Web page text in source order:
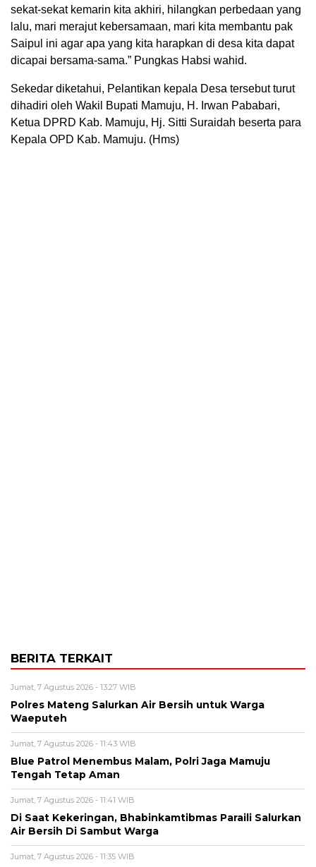
sekat-sekat kemarin kita akhiri, hilangkan perbedaan yang
lalu, mari merajut kebersamaan, mari kita membantu pak
Saipul ini agar apa yang kita harapkan di desa kita dapat
dicapai bersama-sama.” Pungkas Habsi wahid.
Sekedar diketahui, Pelantikan kepala Desa tersebut turut
dihadiri oleh Wakil Bupati Mamuju, H. Irwan Pababari,
Ketua DPRD Kab. Mamuju, Hj. Sitti Suraidah beserta para
Kepala OPD Kab. Mamuju. (Hms)
BERITA TERKAIT
Jumat, 7 Agustus 2026 - 13:27 WIB
Polres Mateng Salurkan Air Bersih untuk Warga
Waeputeh
Jumat, 7 Agustus 2026 - 11:43 WIB
Blue Patrol Menembus Malam, Polri Jaga Mamuju
Tengah Tetap Aman
Jumat, 7 Agustus 2026 - 11:41 WIB
Di Saat Kekeringan, Bhabinkamtibmas Paraili Salurkan
Air Bersih Di Sambut Warga
Jumat, 7 Agustus 2026 - 11:35 WIB